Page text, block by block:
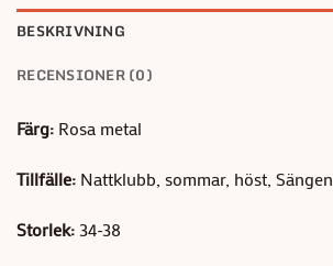
BESKRIVNING
RECENSIONER (0)
Färg: Rosa metal
Tillfälle: Nattklubb, sommar, höst, Sängen
Storlek: 34-38